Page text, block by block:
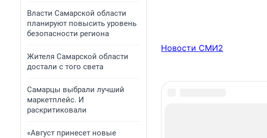
Власти Самарской области
планируют повысить уровень
безопасности региона
Жителя Самарской области
достали с того света
Самарцы выбрали лучший
маркетплейс. И
раскритиковали
«Август принесет новые
Новости СМИ2